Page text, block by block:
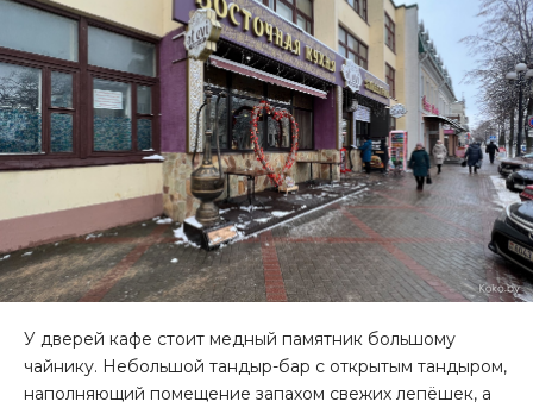
У дверей кафе стоит медный памятник большому
чайнику. Небольшой тандыр-бар с открытым тандыром,
наполняющий помещение запахом свежих лепёшек, а